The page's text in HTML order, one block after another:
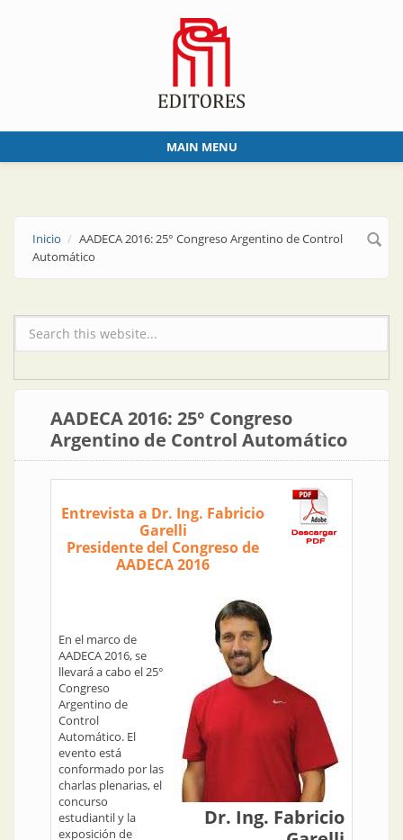
MAIN MENU
Inicio
AADECA 2016: 25° Congreso Argentino de Control
Automático
Formulario de búsqueda
AADECA 2016: 25° Congreso
Argentino de Control Automático
Entrevista a Dr. Ing. Fabricio
Garelli
Presidente del Congreso de
AADECA 2016
Dr. Ing. Fabricio
En el marco de
AADECA 2016, se
llevará a cabo el 25°
Congreso
Argentino de
Control
Automático. El
evento está
conformado por las
charlas plenarias, el
concurso
estudiantil y la
exposición de